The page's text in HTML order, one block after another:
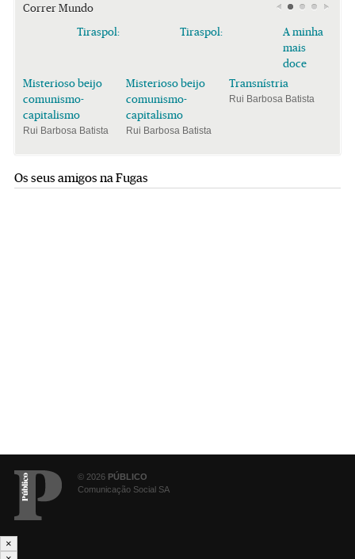
Correr Mundo
Tiraspol:
Misterioso beijo
comunismo-
capitalismo
Rui Barbosa Batista
Tiraspol:
Misterioso beijo
comunismo-
capitalismo
Rui Barbosa Batista
A minha
mais
doce
Transnístria
Rui Barbosa Batista
Os seus amigos na Fugas
© 2026 PÚBLICO
Comunicação Social SA
×